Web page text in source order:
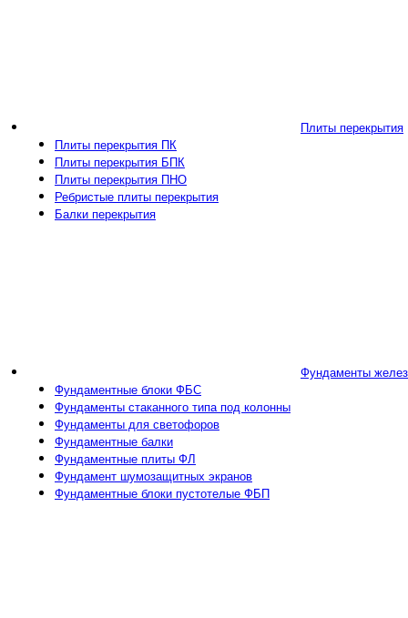
Плиты перекрытия
Плиты перекрытия ПК
Плиты перекрытия БПК
Плиты перекрытия ПНО
Ребристые плиты перекрытия
Балки перекрытия
Фундаменты
Фундаментные блоки ФБС
Фундаменты стаканного типа под колонны
Фундаменты для светофоров
Фундаментные балки
Фундаментные плиты ФЛ
Фундамент шумозащитных экранов
Фундаментные блоки пустотелые ФБП